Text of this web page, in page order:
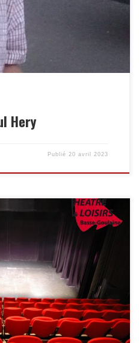
le lundi 24 avril 2023 à
suivie d’une crémation […]
Hery
Publié20 avril 2023
tristesse que Marie-Thérèse
Marie-Thérèse était
de la troupe depuis
en 1976. (Comédienne,
Elle est partie rejoindre
des décors de 1976 à
se dérouleront jeudi […]